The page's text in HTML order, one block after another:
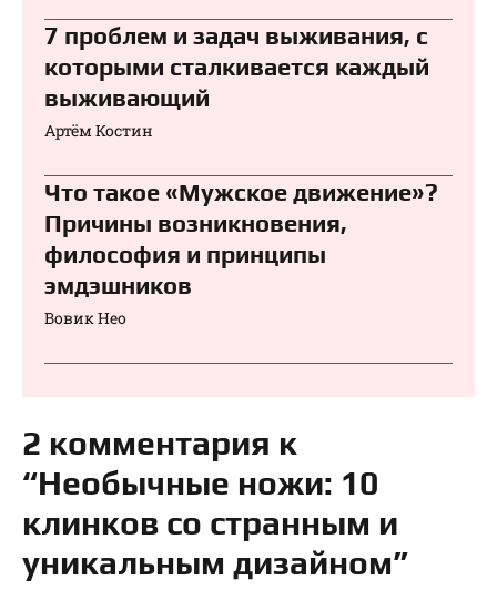
7 проблем и задач выживания, с
которыми сталкивается каждый
выживающий
Артём Костин
Что такое «Мужское движение»?
Причины возникновения,
философия и принципы
эмдэшников
Вовик Нео
2 комментария к
“Необычные ножи: 10
клинков со странным и
уникальным дизайном”